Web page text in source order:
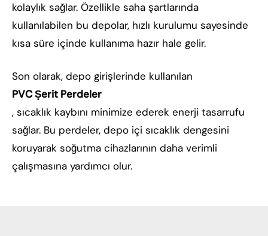
kolaylık sağlar. Özellikle saha şartlarında
kullanılabilen bu depolar, hızlı kurulumu sayesinde
kısa süre içinde kullanıma hazır hale gelir.
Son olarak, depo girişlerinde kullanılan
PVC Şerit Perdeler
, sıcaklık kaybını minimize ederek enerji tasarrufu
sağlar. Bu perdeler, depo içi sıcaklık dengesini
koruyarak soğutma cihazlarının daha verimli
çalışmasına yardımcı olur.